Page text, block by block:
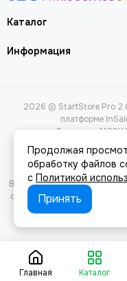
Каталог
Информация
2026 © StartStore Pro
платформе
Сделано в
Вся представленная на
стоимости товаров и
каких условиях не
Главная Каталог
Продолжая
обработку файлов
с Политикой
Принять